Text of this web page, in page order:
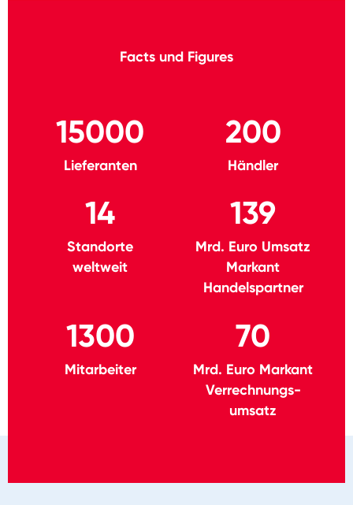
Facts und Figures
15000
Lieferanten
200
Händler
14
Standorte
weltweit
139
Mrd. Euro Umsatz
Markant
Handelspartner
1300
Mitarbeiter
70
Mrd. Euro Markant
Verrechnungs­
umsatz